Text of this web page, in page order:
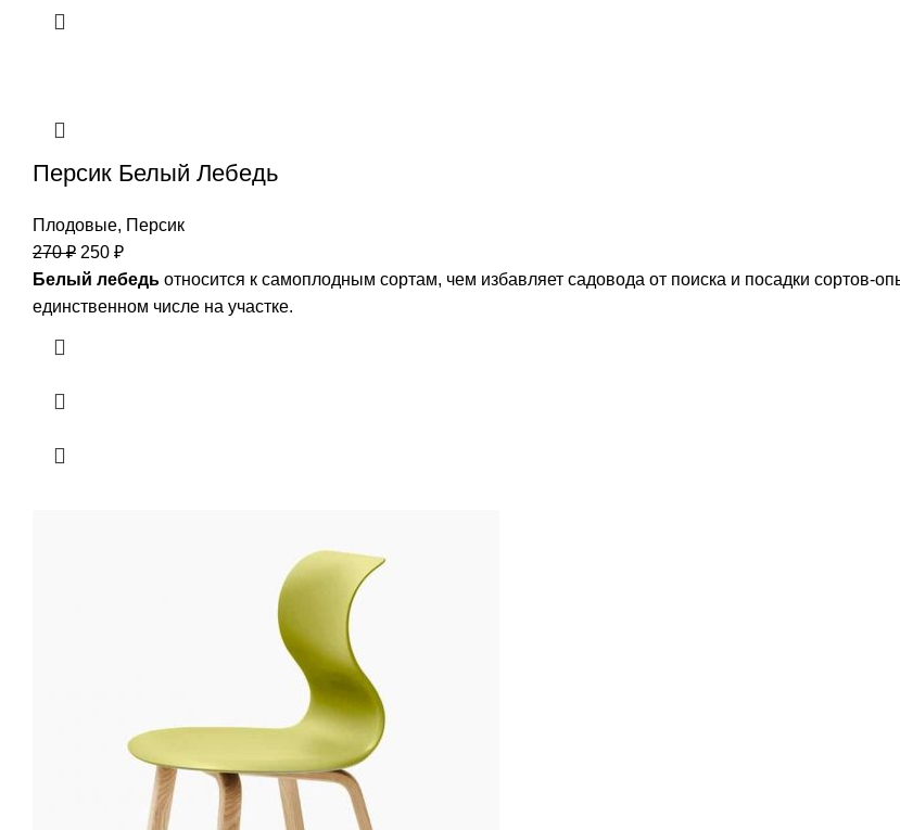
Персик Белый Лебедь
Плодовые, Персик
270₽ 250 ₽
Белый лебедь относится к самоплодным сортам, чем избавляет садовода от поиска и посадки сортов-
единственном числе на участке.